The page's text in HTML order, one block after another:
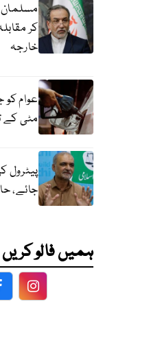
مسلمان
کر
خارجہ
عوام کو
مٹی کے
جائے،
ہمیں فالو کریں
Facebook